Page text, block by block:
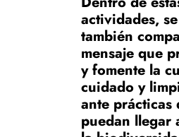
actividades,
también
mensaje que
y fomente la
cuidado y
ante prácticas
puedan llegar